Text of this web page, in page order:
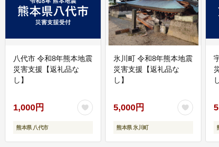
八代市 令和8年熊本地震
災害支援【返礼品な
し】
1,000円
熊本県 八代市
氷川町 令和8年熊本地震
災害支援【返礼品な
し】
5,000円
熊本県 氷川町